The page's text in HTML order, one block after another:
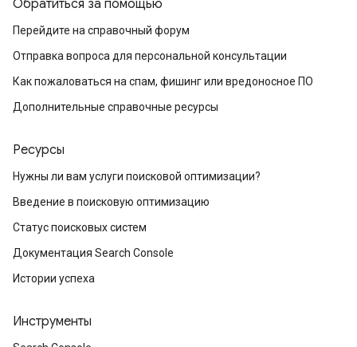
Обратиться за помощью
Перейдите на справочный форум
Отправка вопроса для персональной консультации
Как пожаловаться на спам, фишинг или вредоносное ПО
Дополнительные справочные ресурсы
Ресурсы
Нужны ли вам услуги поисковой оптимизации?
Введение в поисковую оптимизацию
Статус поисковых систем
Документация Search Console
Истории успеха
Инструменты